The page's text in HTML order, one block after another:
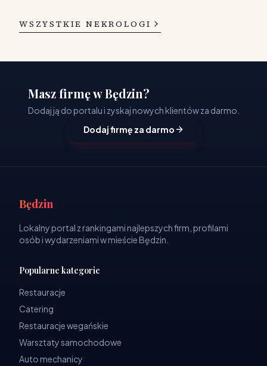
WSZYSTKIE NEKROLOGI
Masz firmę w Będzin?
Dodaj ją do portalu i zyskaj nowych klientów za darmo.
Dodaj firmę za darmo
Będzin
Lokalny portal z rankingami najlepszych firm, profilami
osób i wydarzeniami w mieście Będzin.
Popularne kategorie
Restauracje
Catering
Restauracje wegańskie
Warsztaty samochodowe
Auto mechanicy